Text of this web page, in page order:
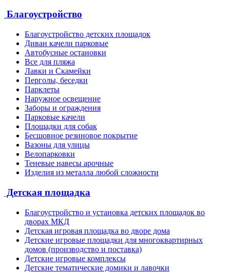
Благоустройство
Благоустройство детских площадок
Диван качели парковые
Автобусные остановки
Все для пляжа
Лавки и Скамейки
Перголы, беседки
Парклеты
Наружное освещение
Заборы и ограждения
Парковые качели
Площадки для собак
Бесшовное резиновое покрытие
Вазоны для улицы
Велопарковки
Теневые навесы арочные
Изделия из металла любой сложности
Детская площадка
Благоустройство и установка детских площадок во
дворах МКД
Детская игровая площадка во дворе дома
Детские игровые площадки для многоквартирных
домов (производство и поставка)
Детские игровые комплексы
Детские тематические домики и лавочки